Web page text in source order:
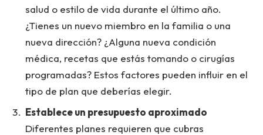
salud o estilo de vida durante el último año.
¿Tienes un nuevo miembro en la familia o una
nueva dirección? ¿Alguna nueva condición
médica, recetas que estás tomando o cirugías
programadas? Estos factores pueden influir en el
tipo de plan que deberías elegir.
Establece un presupuesto aproximado
Diferentes planes requieren que cubras